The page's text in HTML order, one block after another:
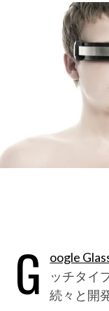
G oogle
ッチタイ
続々と開